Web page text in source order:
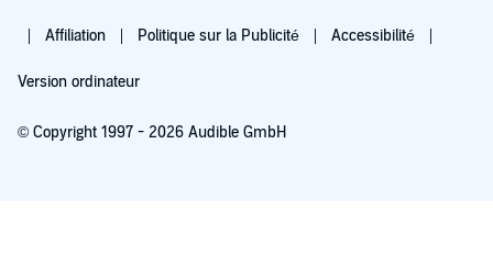
Affiliation Politique sur la Publicité Accessibilité
Version ordinateur
© Copyright 1997 - 2026 Audible GmbH